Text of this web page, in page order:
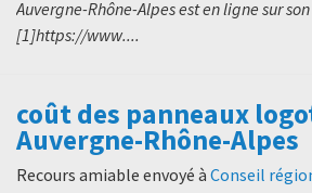
Auvergne-Rhône-Alpes est en ligne sur
[1]https://www....
coût des panneaux
Auvergne-Rhône-Alpes
Recours amiable envoyé à Conseil